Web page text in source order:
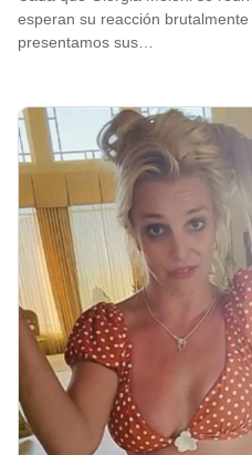
esperan su reacción
presentamos sus…